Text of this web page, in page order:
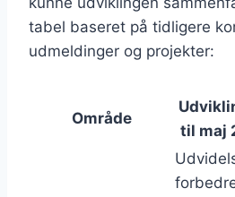
tabel baseret på tidligere
udmeldinger og projekter:
Område
til maj